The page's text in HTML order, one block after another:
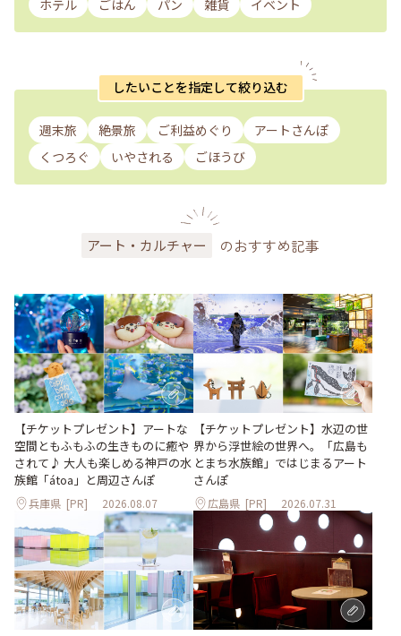
ホテル ごはん パン 雑貨 イベント
したいことを指定して絞り込む
週末旅 絶景旅 ご利益めぐり
アートさんぽ
くつろぐ
いやされる ごほうび
アート・カルチャー のおすすめ記事
【チケットプレゼント】アートな
空間ともふもふの生きものに癒や
されて♪ 大人も楽しめる神戸の水
族館「átoa」と周辺さんぽ
兵庫県 [PR] 2026.08.07
【チケットプレゼント】水辺の世
界から浮世絵の世界へ。「広島も
とまち水族館」ではじまるアート
さんぽ
広島県 [PR] 2026.07.31